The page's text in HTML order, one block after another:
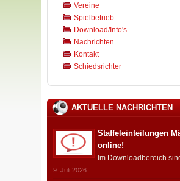
Vereine
Spielbetrieb
Download/Info's
Nachrichten
Kontakt
Schiedsrichter
AKTUELLE NACHRICHTEN
Staffeleinteilungen
online!
Im Downloadbereich
9. Juli 2026